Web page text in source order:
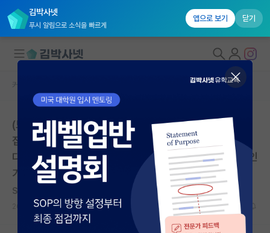
김박사넷
푸시 알림으로 소식을 빠르게
앱으로 보기 닫기
대학원생 모집
국내대학원 정보
연구실&오픈랩
커뮤니티
커뮤니티 홈
전체글보기
커뮤니티 홈
(토론)자연계열(신소재, 화공, 생명, 물리) 연구에서 AI를
접목시킨 연구의 파이가 앞으로 커질 것은 자명하다. 그렇
다면 실험과학자들은 프로그래밍 능력을 함양해야 할 것인
가?
Stéphane Mallarmé
2020.06.21
9 16157